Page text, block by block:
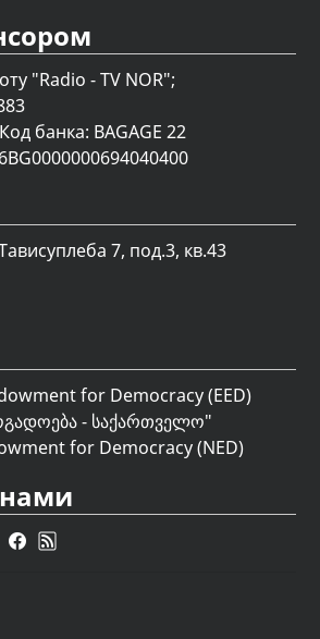
"Radio - TV NOR";
банка: BAGAGE 22
7, под.3, кв.43
for Democracy (EED)
- საქართველო"
for Democracy (NED)